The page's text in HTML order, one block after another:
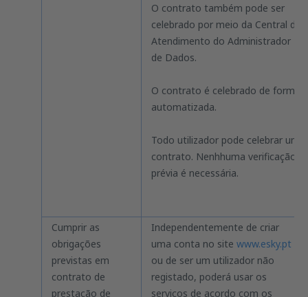
O contrato também pode ser
celebrado por meio da Central de
Atendimento do Administrador
de Dados.
O contrato é celebrado de forma
automatizada.
Todo utilizador pode celebrar um
contrato. Nenhhuma verificação
prévia é necessária.
Cumprir as
obrigações
previstas em
contrato de
prestação de
Independentemente de criar
uma conta no site www.esky.pt
ou de ser um utilizador não
registado, poderá usar os
serviços de acordo com os